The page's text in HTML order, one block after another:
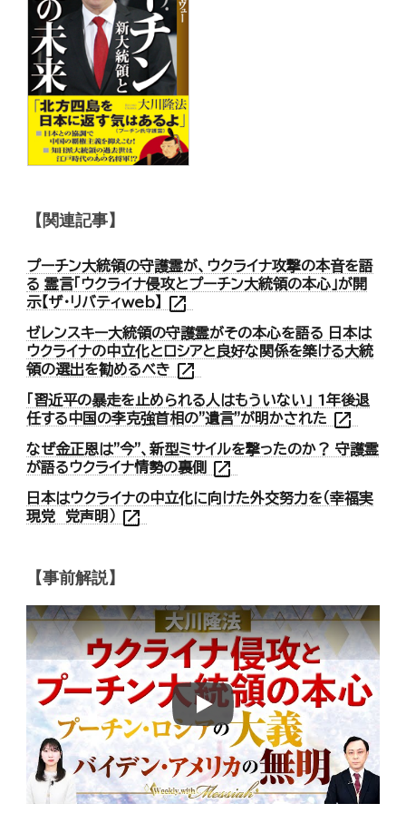
【関連記事】
プーチン大統領の守護霊が、ウクライナ攻撃の本音を語
る 霊言「ウクライナ侵攻とプーチン大統領の本心」が開
示【ザ・リバティweb】
open_in_new
ゼレンスキー大統領の守護霊がその本心を語る 日本は
ウクライナの中立化とロシアと良好な関係を築ける大統
領の選出を勧めるべき open_in_new
「習近平の暴走を止められる人はもういない」 1年後退
任する中国の李克強首相の"遺言"が明かされた open_in_new
なぜ金正恩は"今"、新型ミサイルを撃ったのか？ 守護霊
が語るウクライナ情勢の裏側
open_in_new
日本はウクライナの中立化に向けた外交努力を（幸福実
現党 党声明） open_in_new
【事前解説】
Play